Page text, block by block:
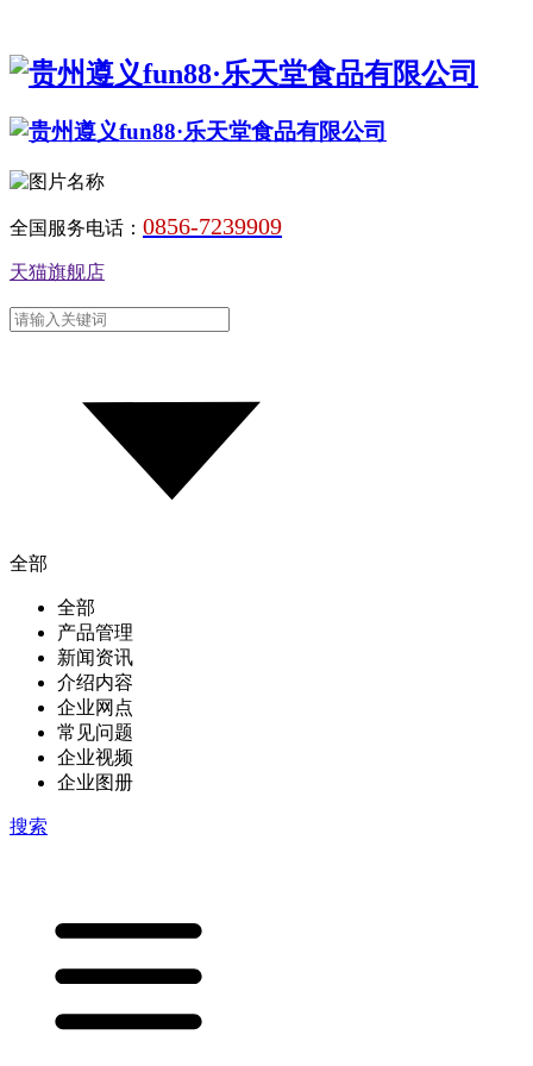
全国服务电话： 0856-7239909
天猫旗舰店
全部
全部
产品管理
新闻资讯
介绍内容
企业网点
常见问题
企业视频
企业图册
搜索